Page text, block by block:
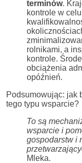
terminów.
kontrole w
rolnikami, a
kontrole.
obciążenia
opóźnień.
Podsumowując: jak
tego typu wsparcie?
To są
wsparcie i
gospodarstw i
Mleka.